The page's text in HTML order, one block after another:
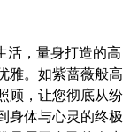
活，量身打造的高
雅。如紫蔷薇般高
顾，让您彻底从纷
身体与心灵的终极